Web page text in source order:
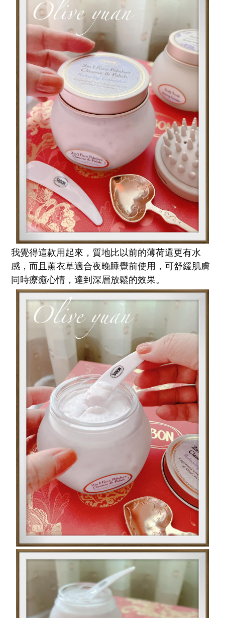
我覺得這款用起來，質地比以前的薄荷還更有水
感，而且薰衣草適合夜晚睡覺前使用，可舒緩肌膚
同時療癒心情，達到深層放鬆的效果。